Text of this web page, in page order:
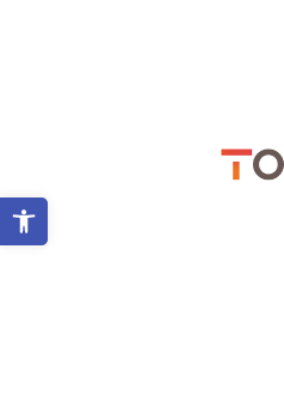
Ouvrir la barre d’outils